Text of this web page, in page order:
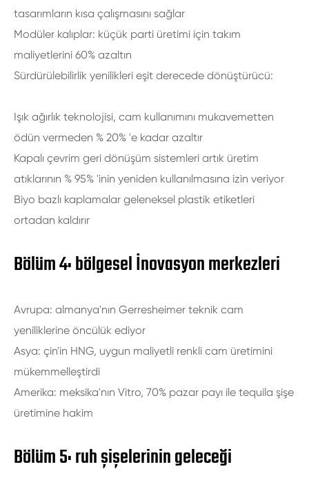
tasarımların kısa çalışmasını sağlar
Modüler kalıplar: küçük parti üretimi için takım
maliyetlerini 60% azaltın
Sürdürülebilirlik yenilikleri eşit derecede dönüştürücü:
Işık ağırlık teknolojisi, cam kullanımını mukavemetten
ödün vermeden % 20% 'e kadar azaltır
Kapalı çevrim geri dönüşüm sistemleri artık üretim
atıklarının % 95% 'inin yeniden kullanılmasına izin veriyor
Biyo bazlı kaplamalar geleneksel plastik etiketleri
ortadan kaldırır
Bölüm 4: bölgesel İnovasyon merkezleri
Avrupa: almanya'nın Gerresheimer teknik cam
yeniliklerine öncülük ediyor
Asya: çin'in HNG, uygun maliyetli renkli cam üretimini
mükemmelleştirdi
Amerika: meksika'nın Vitro, 70% pazar payı ile tequila şişe
üretimine hakim
Bölüm 5: ruh şişelerinin geleceği